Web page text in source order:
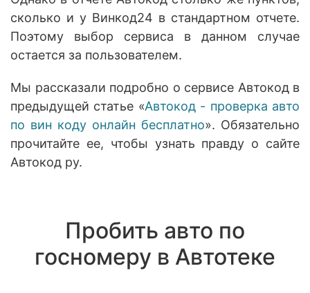
сколько и у Винкод24 в стандартном отчете.
Поэтому выбор сервиса в данном случае
остается за пользователем.
Мы рассказали подробно о сервисе Автокод в
предыдущей статье «Автокод - проверка авто
по вин коду онлайн бесплатно». Обязательно
прочитайте ее, чтобы узнать правду о сайте
Автокод ру.
Пробить авто по
госномеру в Автотеке